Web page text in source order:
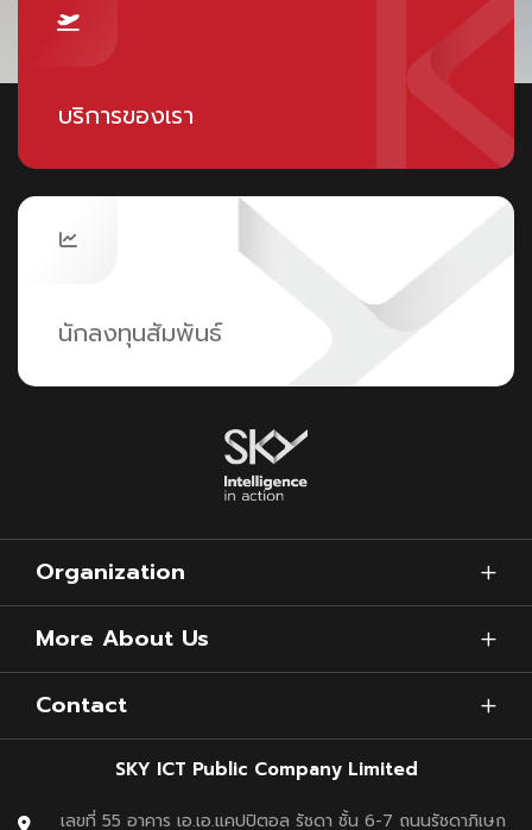
บริการของเรา
นักลงทุนสัมพันธ์
Organization
More About Us
Contact
SKY ICT Public Company Limited
เลขที่ 55 อาคาร เอ.เอ.แคปปิตอล รัชดา ชั้น 6-7 ถนนรัชดาภิเษก